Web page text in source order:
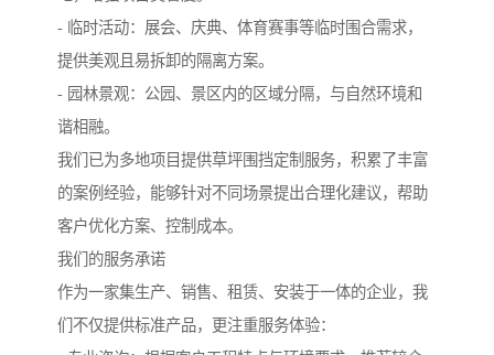
- 临时活动：展会、庆典、体育赛事等临时围合需求，
提供美观且易拆卸的隔离方案。
- 园林景观：公园、景区内的区域分隔，与自然环境和
谐相融。
我们已为多地项目提供草坪围挡定制服务，积累了丰富
的案例经验，能够针对不同场景提出合理化建议，帮助
客户优化方案、控制成本。
我们的服务承诺
作为一家集生产、销售、租赁、安装于一体的企业，我
们不仅提供标准产品，更注重服务体验：